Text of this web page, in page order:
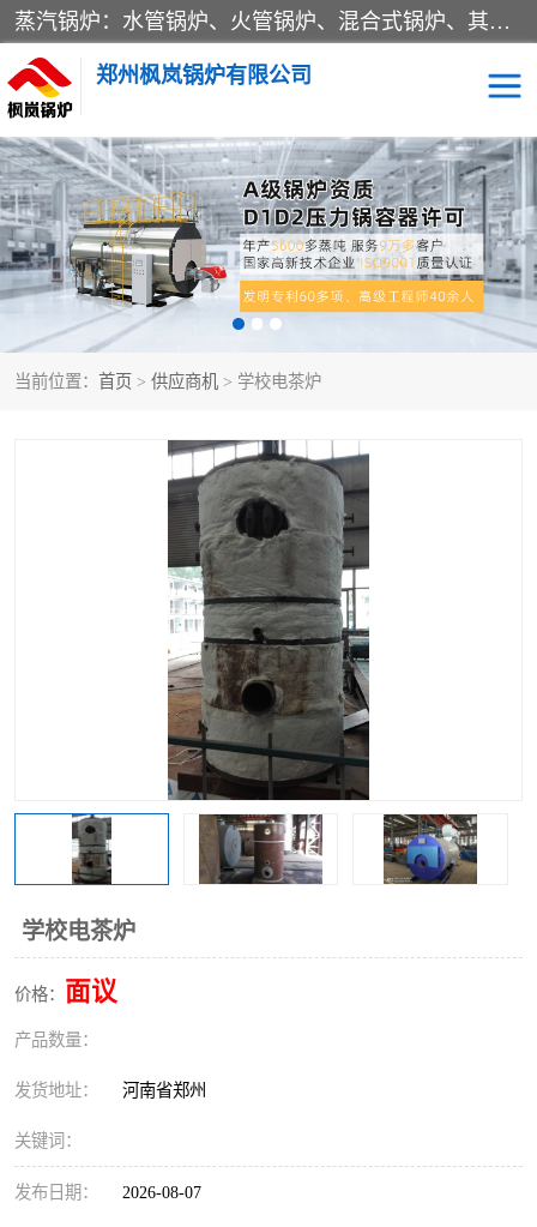
蒸汽锅炉：水管锅炉、火管锅炉、混合式锅炉、其他蒸汽锅炉； 热水锅炉：家用型集中供暖用热水锅炉、其他热水锅炉； 有机热载体锅炉； 船用蒸汽锅炉； （锅炉用辅助设备及装置）蒸汽冷凝器：表面冷凝器、混合式冷凝器、空冷式冷凝器、其他蒸汽冷凝器； 锅炉用辅助设备：节热器、蒸汽收集器、蓄能器、烟垢清除器、气体回收器、泥渣刮除器、空气预热器、其他锅炉用辅助设备；
郑州枫岚锅炉有限公司
当前位置： 首页 > 供应商机 > 学校电茶炉
学校电茶炉
价格： 面议
产品数量：
发货地址： 河南省郑州
关键词：
发布日期： 2026-08-07